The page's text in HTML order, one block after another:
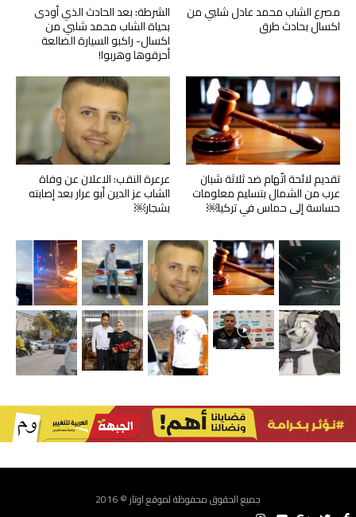
الشرطة: بعد الحادث الذي أودى
بحياة الشاب محمد شلبي من
اكسال- راكبو السيارة الضالعة
أحرقوها وهربوا!
مصرع الشاب محمد عادل شلبي من
اكسال بحادث طرق
عرعرة النقب: الاعلان عن وفاة
الشاب عز الدين أبو عرار بعد إصابته
بشجار￼
تقديم لائحة اتّهام ضد ثلاثة شبان
عرب من الشمال بتسليم معلومات
حساسة إلى حماس في تركيا￼
جميع الحقوق محفوظة لموقع اوتار © 2016